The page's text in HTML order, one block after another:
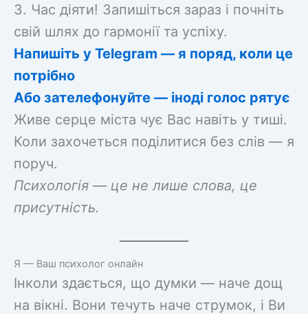
3. Час діяти! Запишіться зараз і почніть
свій шлях до гармонії та успіху.
Напишіть у Telegram — я поряд, коли це
потрібно
Або зателефонуйте — іноді голос рятує
Живе серце міста чує Вас навіть у тиші.
Коли захочеться поділитися без слів — я
поруч.
Психологія — це не лише слова, це
присутність.
Я — Ваш психолог онлайн
Інколи здається, що думки — наче дощ
на вікні. Вони течуть наче струмок, і Ви